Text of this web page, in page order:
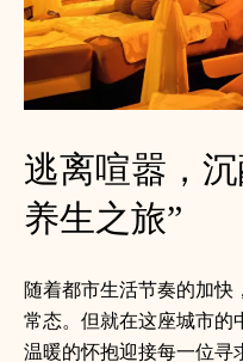
逃离喧嚣，
养生之旅”
随着都市生活节奏的加快
常态。但就在这座城市的
温暖的怀抱迎接每一位寻